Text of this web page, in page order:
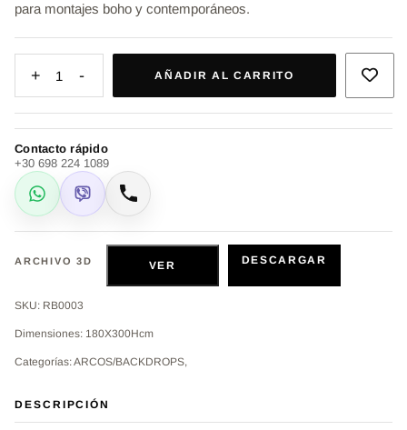
para montajes boho y contemporáneos.
+ 1 - AÑADIR AL CARRITO
Contacto rápido
+30 698 224 1089
WhatsApp
Viber Llamar
ARCHIVO 3D VER DESCARGAR
SKU: RB0003
Dimensiones: 180X300Hcm
Categorías: ARCOS/BACKDROPS,
DESCRIPCIÓN